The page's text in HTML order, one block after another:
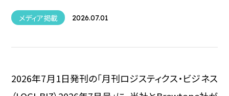
メディア掲載 2026.07.01
2026年7月1日発刊の「月刊ロジスティクス・ビジネス